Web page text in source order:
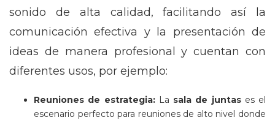
sonido de alta calidad, facilitando así la
comunicación efectiva y la presentación de
ideas de manera profesional y cuentan con
diferentes usos, por ejemplo:
Reuniones de estrategia:La sala de juntases el
escenario perfecto para reuniones de alto nivel donde